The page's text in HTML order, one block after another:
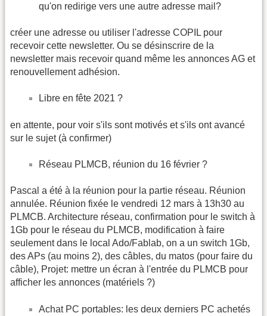
qu'on redirige vers une autre adresse mail?
créer une adresse ou utiliser l'adresse COPIL pour
recevoir cette newsletter. Ou se désinscrire de la
newsletter mais recevoir quand même les annonces AG et
renouvellement adhésion.
Libre en fête 2021 ?
en attente, pour voir s'ils sont motivés et s'ils ont avancé
sur le sujet (à confirmer)
Réseau PLMCB, réunion du 16 février ?
Pascal a été à la réunion pour la partie réseau. Réunion
annulée. Réunion fixée le vendredi 12 mars à 13h30 au
PLMCB. Architecture réseau, confirmation pour le switch à
1Gb pour le réseau du PLMCB, modification à faire
seulement dans le local Ado/Fablab, on a un switch 1Gb,
des APs (au moins 2), des câbles, du matos (pour faire du
câble), Projet: mettre un écran à l'entrée du PLMCB pour
afficher les annonces (matériels ?)
Achat PC portables: les deux derniers PC achetés